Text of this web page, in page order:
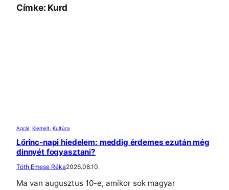
Címke: Kurd
Agrár, Kiemelt Kultúra
Lőrinc-napi hiedelem: meddig érdemes ezután még
dinnyét fogyasztani?
Tóth Emese Réka2026.08.10.
Ma van augusztus 10-e, amikor sok magyar